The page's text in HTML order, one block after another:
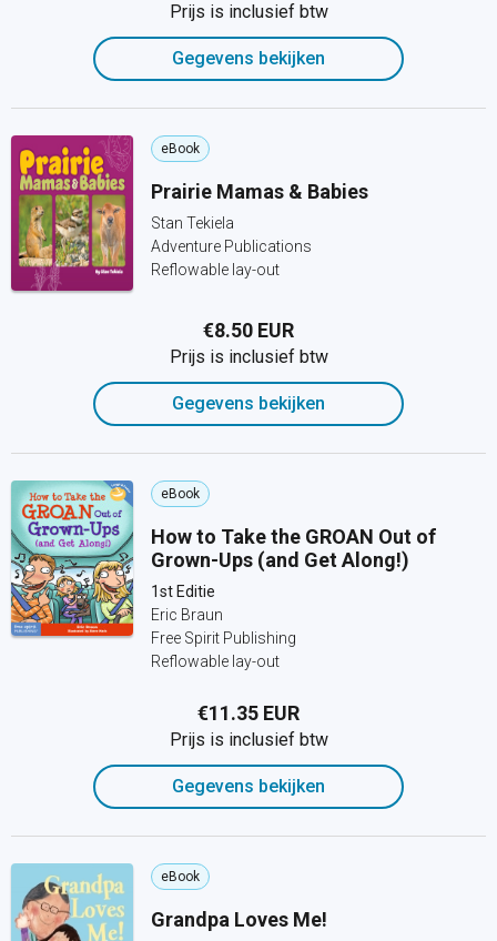
Prijs is inclusief btw
Gegevens bekijken
eBook
Prairie Mamas & Babies
Stan Tekiela
Adventure Publications
Reflowable lay-out
€8.50 EUR
Prijs is inclusief btw
Gegevens bekijken
eBook
How to Take the GROAN Out of
Grown-Ups (and Get Along!)
1st Editie
Eric Braun
Free Spirit Publishing
Reflowable lay-out
€11.35 EUR
Prijs is inclusief btw
Gegevens bekijken
eBook
Grandpa Loves Me!